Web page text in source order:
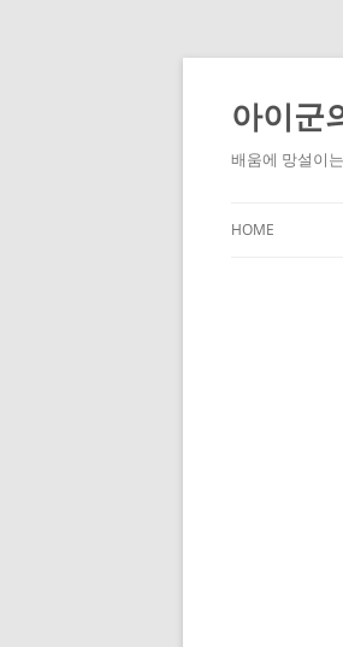
Skip
content
아이군
배움에 망설이
HOME